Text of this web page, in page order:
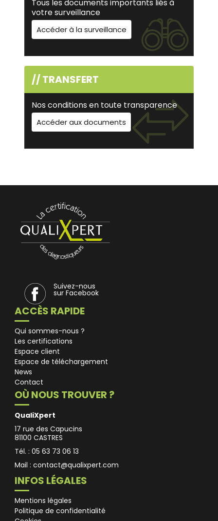
Tous les documents importants liés à
votre surveillance
Accéder à la surveillance
// TRANSFERT
Nos conditions en toute transparence
Accéder aux documents
Suivez-nous
sur Facebook
ACCÈS RAPIDE
Qui sommes-nous ?
Les certifications
Espace client
Espace de téléchargement
News
Contact
OÙ NOUS TROUVER ?
QualiXpert
17 rue des Capucins
81100 CASTRES
Tél. : 05 63 73 06 13
Mail : contact@qualixpert.com
INFOS LÉGALES
Mentions légales
Politique de confidentialité